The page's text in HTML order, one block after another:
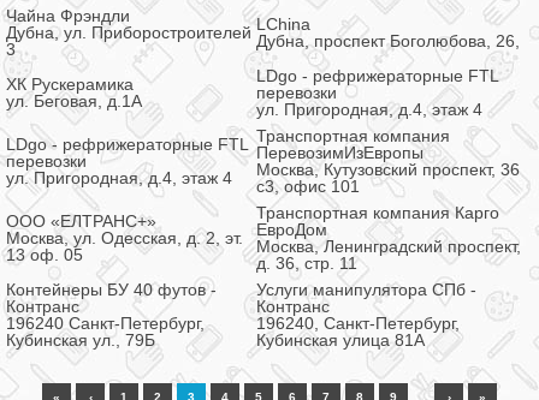
Чайна Фрэндли
Дубна, ул. Приборостроителей
3
LChina
Дубна, проспект Боголюбова, 26,
ХК Рускерамика
ул. Беговая, д.1А
LDgo - рефрижераторные FTL
перевозки
ул. Пригородная, д.4, этаж 4
LDgo - рефрижераторные FTL
перевозки
ул. Пригородная, д.4, этаж 4
Транспортная компания
ПеревозимИзЕвропы
Москва, Кутузовский проспект, 36
с3, офис 101
ООО «ЕЛТРАНС+»
Москва, ул. Одесская, д. 2, эт.
13 оф. 05
Транспортная компания Карго
ЕвроДом
Москва, Ленинградский проспект,
д. 36, стр. 11
Контейнеры БУ 40 футов -
Контранс
196240 Санкт-Петербург,
Кубинская ул., 79Б
Услуги манипулятора СПб -
Контранс
196240, Санкт-Петербург,
Кубинская улица 81А
« ‹ 1 2 3 4 5 6 7 8 9 … › »